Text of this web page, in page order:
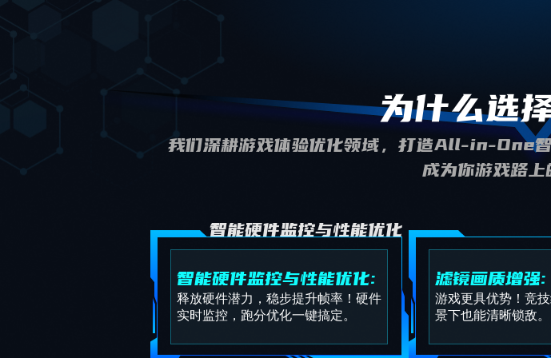
为什么选
我们深耕游戏体验优化领域，打造All-in-One智
成为你游戏路上
智能硬件监控与性能优化
智能硬件监控与性能优化:
释放硬件潜力，稳步提升帧率！硬件
实时监控，跑分优化一键搞定。
滤镜画质增强:
游戏更具优势！竞
景下也能清晰锁敌。